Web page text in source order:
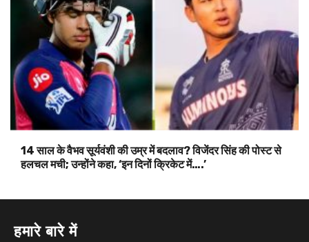
14 साल के वैभव सूर्यवंशी की उम्र में बदलाव? विजेंदर सिंह की पोस्ट से
हलचल मची; उन्होंने कहा, ‘इन दिनों क्रिकेट में….’
हमारे बारे में